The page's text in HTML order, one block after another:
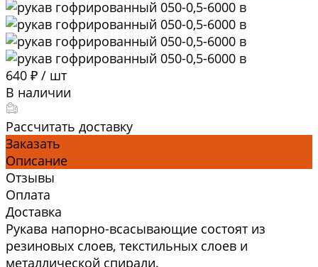
640 ₽ / шт
В наличии
Рассчитать доставку
Заказать
Описание
Отзывы
Оплата
Доставка
Рукава напорно-всасывающие состоят из
резиновых слоев, текстильных слоев и
металлической спирали.